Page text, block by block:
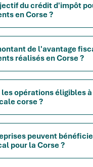
du crédit d'impôt
en Corse ?
de l'avantage
réalisés en Corse ?
opérations éligibles
corse ?
peuvent
pour la Corse ?